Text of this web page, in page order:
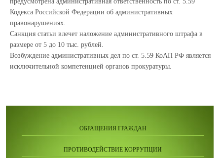
Кодекса Российской Федерации об административных
правонарушениях.
Санкция статьи влечет наложение административного штрафа в
размере от 5 до 10 тыс. рублей.
Возбуждение административных дел по ст. 5.59 КоАП РФ является
исключительной компетенцией органов прокуратуры.
ОБРАЩЕНИЯ ГРАЖДАН
ПРОТИВОДЕЙСТВИЕ КОРРУПЦИИ